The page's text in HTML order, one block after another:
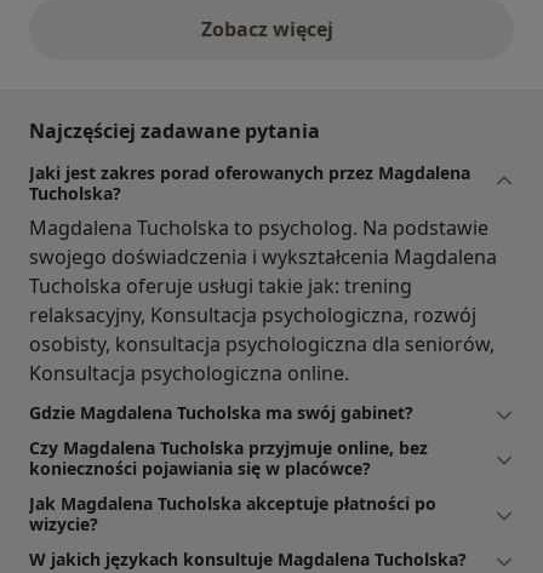
Zobacz więcejopinie powyżej
Najczęściej zadawane pytania
Jaki jest zakres porad oferowanych przez Magdalena
Tucholska?
Magdalena Tucholska to psycholog. Na podstawie
swojego doświadczenia i wykształcenia Magdalena
Tucholska oferuje usługi takie jak: trening
relaksacyjny, Konsultacja psychologiczna, rozwój
osobisty, konsultacja psychologiczna dla seniorów,
Konsultacja psychologiczna online.
Gdzie Magdalena Tucholska ma swój gabinet?
Czy Magdalena Tucholska przyjmuje online, bez
konieczności pojawiania się w placówce?
Jak Magdalena Tucholska akceptuje płatności po
wizycie?
W jakich językach konsultuje Magdalena Tucholska?